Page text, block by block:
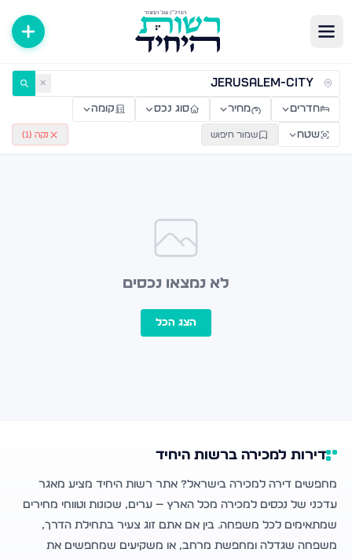
דירות למכירה ולהשכרה — רשות היחיד ✕
חדרים מחיר סוג נכס קומה
שטח שמור חיפוש נקה ( 1
)
לא נמצאו נכסים
הצג הכל
דירות למכירה ברשות היחיד
מחפשים דירה למכירה בישראל? אתר רשות היחיד מציע מאגר
עדכני של נכסים למכירה מכל הארץ — ערים, שכונות וטווחי מחירים
שמתאימים לכל משפחה. בין אם אתם זוג צעיר בתחילת הדרך,
משפחה שגדלה ומחפשת מרחב, או משקיעים שמחפשים את